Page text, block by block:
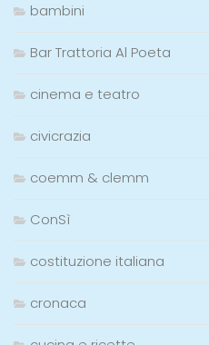
bambini
Bar Trattoria Al Poeta
cinema e teatro
civicrazia
coemm & clemm
ConSì
costituzione italiana
cronaca